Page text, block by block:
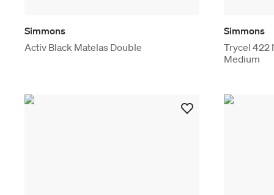
Simmons
Activ Black Matelas Double
Simmons
Trycel 422
Medium